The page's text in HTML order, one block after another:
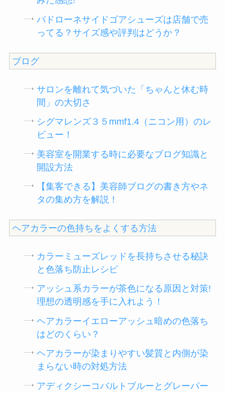
パドローネサイドゴアシューズは店舗で売
ってる？サイズ感や評判はどうか？
ブログ
サロンを離れて気づいた「ちゃんと休む時
間」の大切さ
シグマレンズ３５mmf1.4（ニコン用）のレ
ビュー！
美容室を開業する時に必要なブログ知識と
開設方法
【集客できる】美容師ブログの書き方やネ
タの集め方を解説！
ヘアカラーの色持ちをよくする方法
カラーミューズレッドを長持ちさせる秘訣
と色落ち防止レシピ
アッシュ系カラーが茶色になる原因と対策!
理想の透明感を手に入れよう！
ヘアカラーイエローアッシュ暗めの色落ち
はどのくらい？
ヘアカラーが染まりやすい髪質と内側が染
まらない時の対処方法
アディクシーコバルトブルーとグレーパー